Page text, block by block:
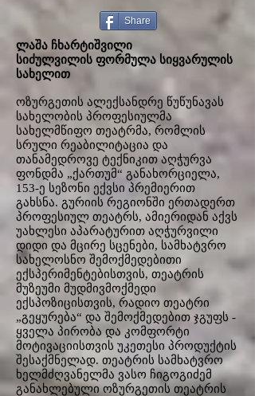
Share
ლაშა ჩხარტიშვილი
სიძულვილის ფორმულა სიყვარულის
სახელით
ოზურგეთის ალექსანდრე წუწუნავას
სახელობის პროფესიულმა
სახელმწიფო თეატრმა, რომლის
სრული რეაბილიტაცია და
თანამედროვე ტექნიკით აღჭურვა
ფონდმა „ქართუმ“ განახორციელა,
153-ე სეზონი ექვსი პრემიერით
გახსნა. გურიის რეგიონში ერთადერთ
პროფესიულ თეატრს, ამიერიდან აქვს
უახლესი აპარატურით აღჭურვილი
დიდი და მცირე სცენები, სამხატვრო
სახელოსნო შემოქმედებითი
ექსპერიმენტებისთვის, თეატრის
მუზეუმი მუდმივმოქმედი
ექსპოზიცისთვის, რადიო თეატრი
„გეყურება“ და შემოქმედებით ჯგუფს -
ყველა პირობა და კომფორტი
მოტივაციისთვის უკეთესი პროდუქტის
შესაქმნელად. თეატრის სამხატვრო
ხელმძღვანელმა ვასო ჩიგოგიძემ
განახლებული ოზურგეთის თეატრის